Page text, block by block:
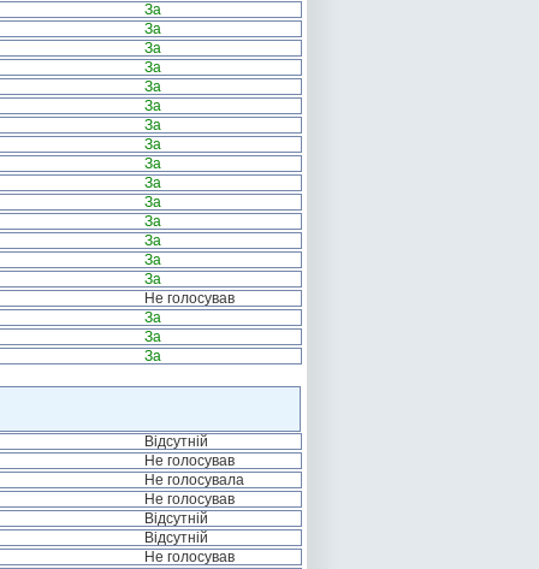
За
За
За
За
За
За
За
За
За
За
За
За
За
За
За
Не голосував
За
За
За
Відсутній
Не голосував
Не голосувала
Не голосував
Відсутній
Відсутній
Не голосував